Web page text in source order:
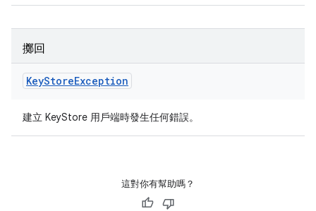
擲回
KeyStoreException
建立 KeyStore 用戶端時發生任何錯誤。
這對你有幫助嗎？